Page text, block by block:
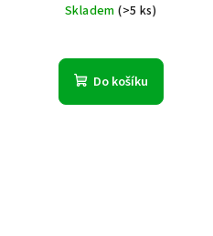
Skladem(>5 ks)
Do košíku